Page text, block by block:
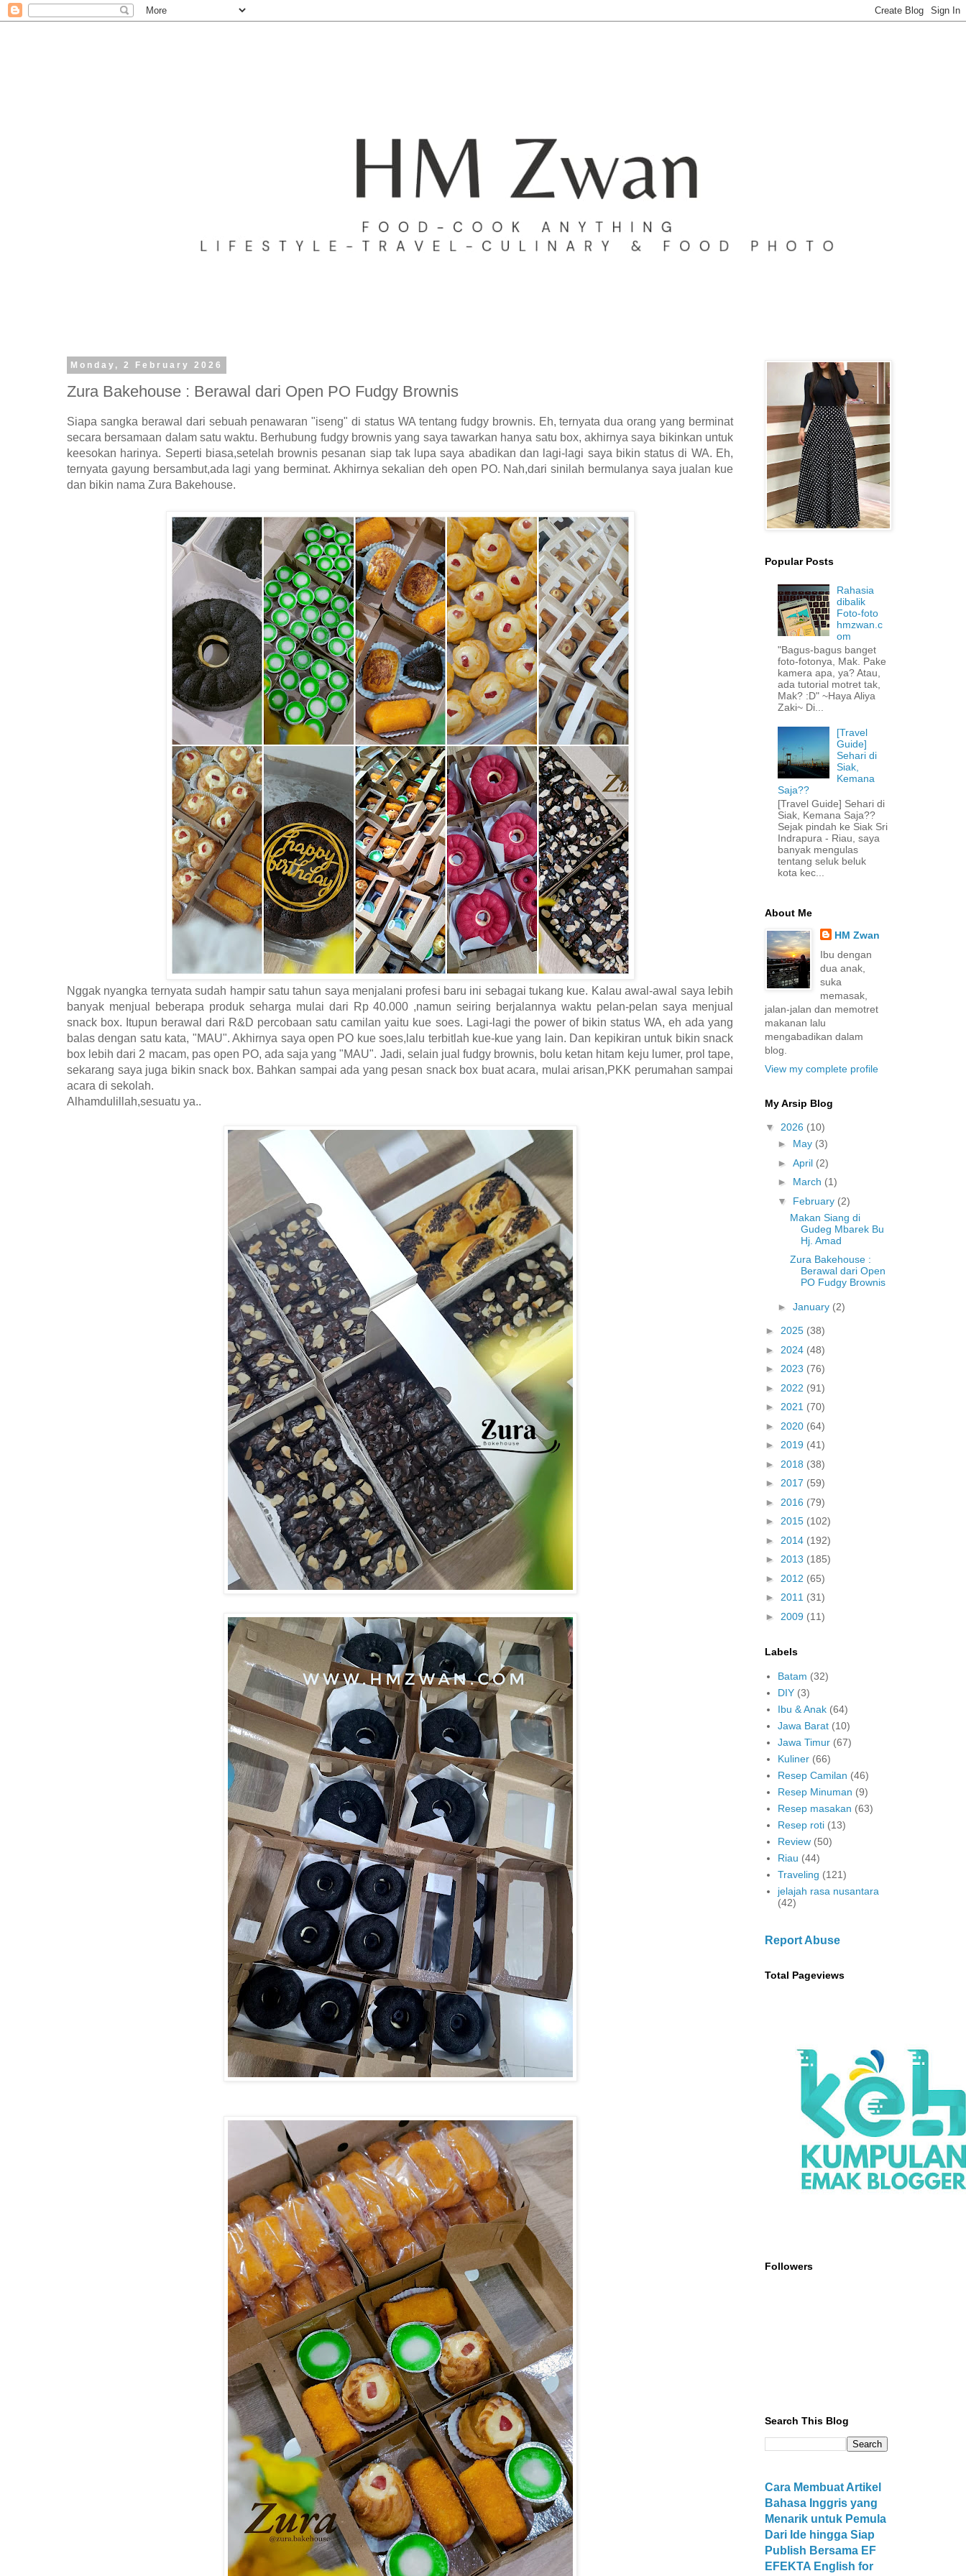
Monday, 2 February 2026
Zura Bakehouse : Berawal dari Open PO Fudgy Brownis
Siapa sangka berawal dari sebuah penawaran "iseng" di status WA tentang fudgy brownis. Eh, ternyata dua orang yang berminat
secara bersamaan dalam satu waktu. Berhubung fudgy brownis yang saya tawarkan hanya satu box, akhirnya saya bikinkan untuk
keesokan harinya. Seperti biasa,setelah brownis pesanan siap tak lupa saya abadikan dan lagi-lagi saya bikin status di WA. Eh,
ternyata gayung bersambut,ada lagi yang berminat. Akhirnya sekalian deh open PO. Nah,dari sinilah bermulanya saya jualan kue
dan bikin nama Zura Bakehouse.
Nggak nyangka ternyata sudah hampir satu tahun saya menjalani profesi baru ini sebagai tukang kue. Kalau awal-awal saya lebih
banyak menjual beberapa produk seharga mulai dari Rp 40.000 ,namun seiring berjalannya waktu pelan-pelan saya menjual
snack box. Itupun berawal dari R&D percobaan satu camilan yaitu kue soes. Lagi-lagi the power of bikin status WA, eh ada yang
balas dengan satu kata, "MAU". Akhirnya saya open PO kue soes,lalu terbitlah kue-kue yang lain. Dan kepikiran untuk bikin snack
box lebih dari 2 macam, pas open PO, ada saja yang "MAU". Jadi, selain jual fudgy brownis, bolu ketan hitam keju lumer, prol tape,
sekarang saya juga bikin snack box. Bahkan sampai ada yang pesan snack box buat acara, mulai arisan,PKK perumahan sampai
acara di sekolah.
Alhamdulillah,sesuatu ya..
Popular Posts
Rahasia
dibalik
Foto-foto
hmzwan.c
om
"Bagus-bagus banget
foto-fotonya, Mak. Pake
kamera apa, ya? Atau,
ada tutorial motret tak,
Mak? :D" ~Haya Aliya
Zaki~ Di...
[Travel
Guide]
Sehari di
Siak,
Kemana
Saja??
[Travel Guide] Sehari di
Siak, Kemana Saja??
Sejak pindah ke Siak Sri
Indrapura - Riau, saya
banyak mengulas
tentang seluk beluk
kota kec...
About Me
HM Zwan
Ibu dengan
dua anak,
suka
memasak,
jalan-jalan dan memotret
makanan lalu
mengabadikan dalam
blog.
View my complete profile
My Arsip Blog
▼ 2026 (10)
► May (3)
► April (2)
► March (1)
▼ February (2)
Makan Siang di
Gudeg Mbarek Bu
Hj. Amad
Zura Bakehouse :
Berawal dari Open
PO Fudgy Brownis
► January (2)
► 2025 (38)
► 2024 (48)
► 2023 (76)
► 2022 (91)
► 2021 (70)
► 2020 (64)
► 2019 (41)
► 2018 (38)
► 2017 (59)
► 2016 (79)
► 2015 (102)
► 2014 (192)
► 2013 (185)
► 2012 (65)
► 2011 (31)
► 2009 (11)
Labels
Batam (32)
DIY (3)
Ibu & Anak (64)
Jawa Barat (10)
Jawa Timur (67)
Kuliner (66)
Resep Camilan (46)
Resep Minuman (9)
Resep masakan (63)
Resep roti (13)
Review (50)
Riau (44)
Traveling (121)
jelajah rasa nusantara
(42)
Report Abuse
Total Pageviews
Followers
Search This Blog
Cara Membuat Artikel
Bahasa Inggris yang
Menarik untuk Pemula
Dari Ide hingga Siap
Publish Bersama EF
EFEKTA English for